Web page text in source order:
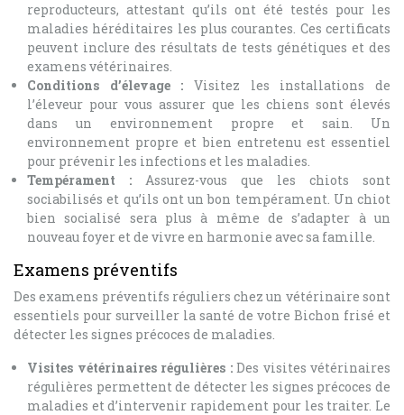
reproducteurs, attestant qu’ils ont été testés pour les
maladies héréditaires les plus courantes. Ces certificats
peuvent inclure des résultats de tests génétiques et des
examens vétérinaires.
Conditions d’élevage : Visitez les installations de
l’éleveur pour vous assurer que les chiens sont élevés
dans un environnement propre et sain. Un
environnement propre et bien entretenu est essentiel
pour prévenir les infections et les maladies.
Tempérament : Assurez-vous que les chiots sont
sociabilisés et qu’ils ont un bon tempérament. Un chiot
bien socialisé sera plus à même de s’adapter à un
nouveau foyer et de vivre en harmonie avec sa famille.
Examens préventifs
Des examens préventifs réguliers chez un vétérinaire sont
essentiels pour surveiller la santé de votre Bichon frisé et
détecter les signes précoces de maladies.
Visites vétérinaires régulières : Des visites vétérinaires
régulières permettent de détecter les signes précoces de
maladies et d’intervenir rapidement pour les traiter. Le